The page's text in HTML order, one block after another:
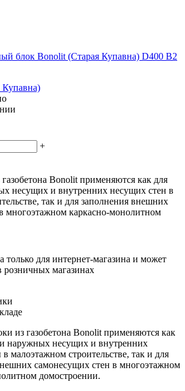
+
Bonolit применяются как для
несущих и внутренних несущих стен в
так и для заполнения внешних
многоэтажном каркасно-монолитном
только для интернет-магазина и может
розничных магазинах
из газобетона Bonolit применяются как
наружных несущих и внутренних
малоэтажном строительстве, так и для
самонесущих стен в многоэтажном
домостроении.